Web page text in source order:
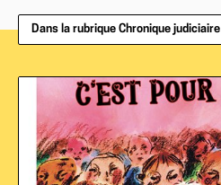
Dans la rubrique Chronique judiciaire